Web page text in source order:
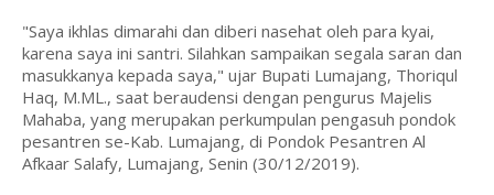
"Saya ikhlas dimarahi dan diberi nasehat oleh para kyai,
karena saya ini santri. Silahkan sampaikan segala saran dan
masukkanya kepada saya," ujar Bupati Lumajang, Thoriqul
Haq, M.ML., saat beraudensi dengan pengurus Majelis
Mahaba, yang merupakan perkumpulan pengasuh pondok
pesantren se-Kab. Lumajang, di Pondok Pesantren Al
Afkaar Salafy, Lumajang, Senin (30/12/2019).